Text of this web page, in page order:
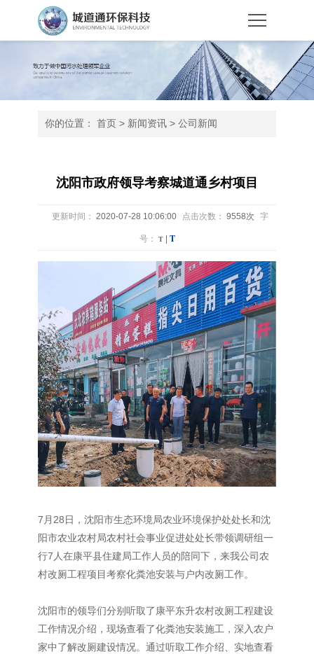
你的位置： 首页 > 新闻资讯 > 公司新闻
沈阳市政府领导考察城道通乡村项目
更新时间： 2020-07-28 10:06:00 点击次数： 9558次 字
号： T T
7月28日，沈阳市生态环境局农业环境保护处处长和沈
阳市农业农村局农村社会事业促进处处长带领调研组一
行7人在康平县住建局工作人员的陪同下，来我公司农
村改厕工程项目考察化粪池安装与户内改厕工作。
沈阳市的领导们分别听取了康平东升农村改厕工程建设
工作情况介绍，现场查看了化粪池安装施工，深入农户
家中了解改厕建设情况。通过听取工作介绍、实地查看